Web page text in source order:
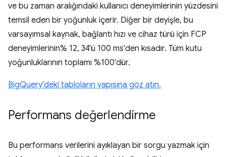
ve bu zaman aralığındaki kullanıcı deneyimlerinin yüzdesini
temsil eden bir yoğunluk içerir. Diğer bir deyişle, bu
varsayımsal kaynak, bağlantı hızı ve cihaz türü için FCP
deneyimlerinin% 12, 34'ü 100 ms'den kısadır. Tüm kutu
yoğunluklarının toplamı %100'dür.
BigQuery'deki tabloların yapısına göz atın.
Performans değerlendirme
Bu performans verilerini ayıklayan bir sorgu yazmak için